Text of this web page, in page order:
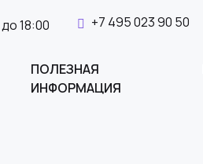
18:00 +7 495 023 90 50
ПОЛЕЗНАЯ
ИНФОРМАЦИЯ